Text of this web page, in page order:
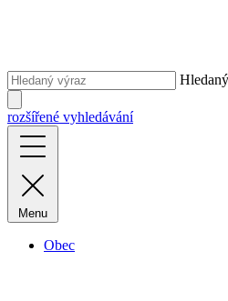
rozšířené vyhledávání
Menu
Obec